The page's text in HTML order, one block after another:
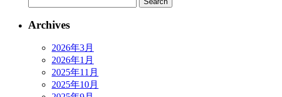
Archives
2026年3月
2026年1月
2025年11月
2025年10月